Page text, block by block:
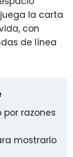
la carta
con
de línea
razones
mostrarlo